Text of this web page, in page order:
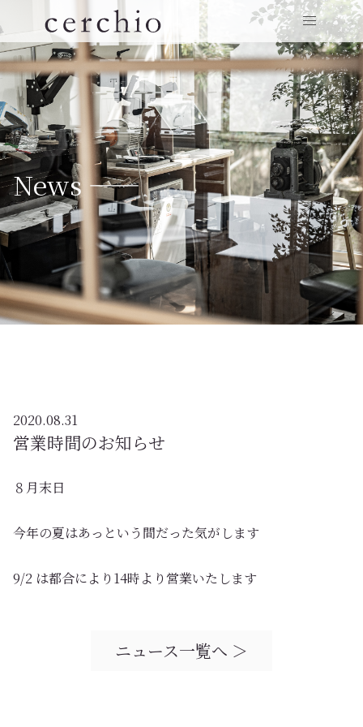
News ——
2020.08.31
営業時間のお知らせ
８月末日
今年の夏はあっという間だった気がします
9/2 は都合により14時より営業いたします
ニュース一覧へ ＞